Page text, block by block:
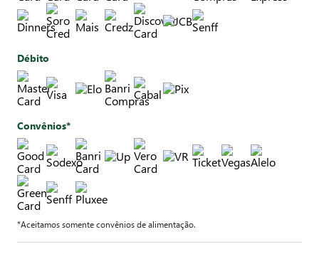
Débito
Convênios*
*Aceitamos somente convênios de alimentação.